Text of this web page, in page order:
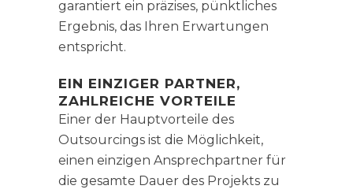
garantiert ein präzises, pünktliches
Ergebnis, das Ihren Erwartungen
entspricht.
EIN EINZIGER PARTNER,
ZAHLREICHE VORTEILE
Einer der Hauptvorteile des
Outsourcings ist die Möglichkeit,
einen einzigen Ansprechpartner für
die gesamte Dauer des Projekts zu